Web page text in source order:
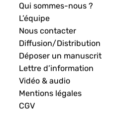
Qui sommes-nous ?
L’équipe
Nous contacter
Diffusion/Distribution
Déposer un manuscrit
Lettre d’information
Vidéo & audio
Mentions légales
CGV